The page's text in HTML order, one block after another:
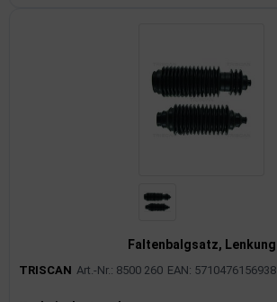
Faltenbalgsatz, Lenkung
TRISCAN Art.-Nr.: 8500 260 EAN: 5710476156938